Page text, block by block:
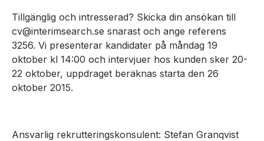
Tillgänglig och intresserad? Skicka din ansökan till
cv@interimsearch.se snarast och ange referens
3256. Vi presenterar kandidater på måndag 19
oktober kl 14:00 och intervjuer hos kunden sker 20-
22 oktober, uppdraget beräknas starta den 26
oktober 2015.
Ansvarlig rekrutteringskonsulent: Stefan Granqvist